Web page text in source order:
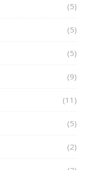
(5)
(5)
(5)
(9)
(11)
(5)
(2)